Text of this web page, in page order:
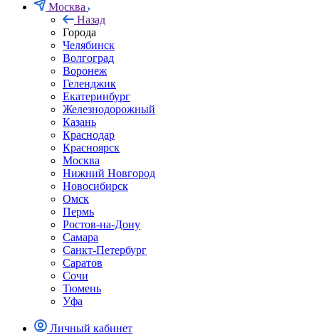
Москва
Назад
Города
Челябинск
Волгоград
Воронеж
Геленджик
Екатеринбург
Железнодорожный
Казань
Краснодар
Красноярск
Москва
Нижний Новгород
Новосибирск
Омск
Пермь
Ростов-на-Дону
Самара
Санкт-Петербург
Саратов
Сочи
Тюмень
Уфа
Личный кабинет